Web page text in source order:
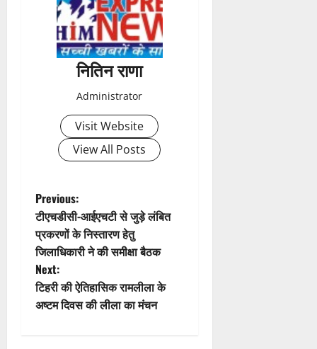
t
i
o
n
नितिन राणा
Administrator
Visit Website
View All Posts
P
o
s
t
Previous:
टीएचडीसी-आईएचटी से जुड़े लंबित
प्रकरणों के निस्तारण हेतु
जिलाधिकारी ने की समीक्षा बैठक
Next:
‎टिहरी की ऐतिहासिक रामलीला के
अष्टम दिवस की लीला का मंचन